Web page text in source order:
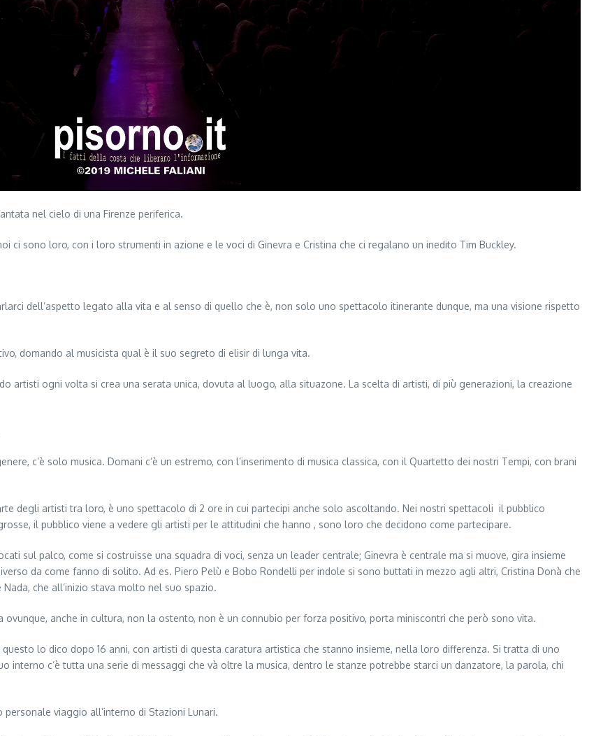
nel cielo di una Firenze periferica.
ci sono loro, con i loro strumenti in azione e le voci di Ginevra e Cristina che ci regalano un inedito Tim Buckley.
dell’aspetto legato alla vita e al senso di quello che è, non solo uno spettacolo itinerante dunque, ma una visione rispetto
domando al musicista qual è il suo segreto di elisir di lunga vita.
artisti ogni volta si crea una serata unica, dovuta al luogo, alla situazone. La scelta di artisti, di più generazioni, la creazione
c’è solo musica. Domani c’è un estremo, con l’inserimento di musica classica, con il Quartetto dei nostri Tempi, con brani
degli artisti tra loro, è uno spettacolo di 2 ore in cui partecipi anche solo ascoltando. Nei nostri spettacoli il pubblico
il pubblico viene a vedere gli artisti per le attitudini che hanno , sono loro che decidono come partecipare.
sul palco, come si costruisse una squadra di voci, senza un leader centrale; Ginevra è centrale ma si muove, gira insieme
da come fanno di solito. Ad es. Piero Pelù e Bobo Rondelli per indole si sono buttati in mezzo agli altri, Cristina Donà che
che all’inizio stava molto nel suo spazio.
ovunque, anche in cultura, non la ostento, non è un connubio per forza positivo, porta miniscontri che però sono vita.
lo dico dopo 16 anni, con artisti di questa caratura artistica che stanno insieme, nella loro differenza. Si tratta di uno
interno c’è tutta una serie di messaggi che và oltre la musica, dentro le stanze potrebbe starci un danzatore, la parola, chi
viaggio all’interno di Stazioni Lunari.